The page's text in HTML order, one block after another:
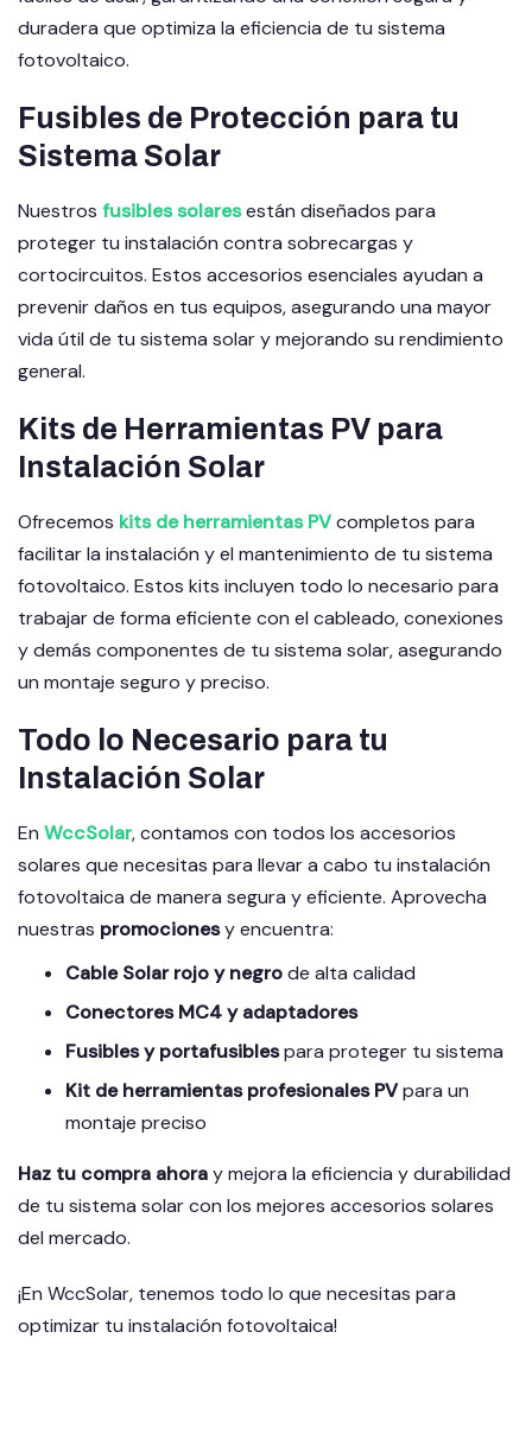
duradera que optimiza la eficiencia de tu sistema
fotovoltaico.
Fusibles de Protección para tu
Sistema Solar
Nuestros fusibles solaresestán diseñados para
proteger tu instalación contra sobrecargas y
cortocircuitos. Estos accesorios esenciales ayudan a
prevenir daños en tus equipos, asegurando una mayor
vida útil de tu sistema solar y mejorando su rendimiento
general.
Kits de Herramientas PV para
Instalación Solar
Ofrecemos kits de herramientas PVcompletos para
facilitar la instalación y el mantenimiento de tu sistema
fotovoltaico. Estos kits incluyen todo lo necesario para
trabajar de forma eficiente con el cableado, conexiones
y demás componentes de tu sistema solar, asegurando
un montaje seguro y preciso.
Todo lo Necesario para tu
Instalación Solar
En WccSolar, contamos con todos los accesorios
solares que necesitas para llevar a cabo tu instalación
fotovoltaica de manera segura y eficiente. Aprovecha
nuestras promocionesy encuentra:
Cable Solar rojo y negrode alta calidad
Conectores MC4 y adaptadores
Fusibles y portafusiblespara proteger tu sistema
Kit de herramientas profesionales PVpara un
montaje preciso
Haz tu compra ahoray mejora la eficiencia y durabilidad
de tu sistema solar con los mejores accesorios solares
del mercado.
¡En WccSolar, tenemos todo lo que necesitas para
optimizar tu instalación fotovoltaica!